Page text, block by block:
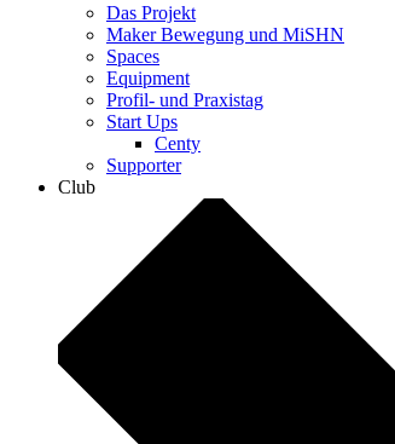
Das Projekt
Maker Bewegung und MiSHN
Spaces
Equipment
Profil- und Praxistag
Start Ups
Centy
Supporter
Club